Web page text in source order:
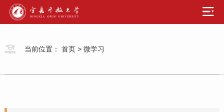
当前位置： 首页> 微学习